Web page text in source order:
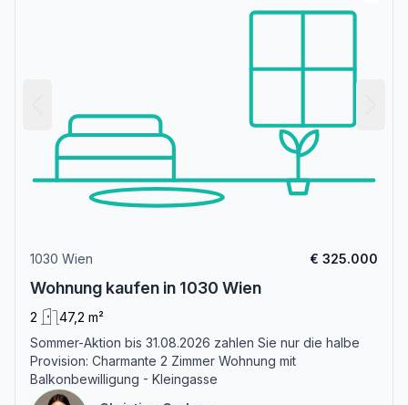
1030 Wien € 325.000
Wohnung kaufen in 1030 Wien
2
47,2 m²
Sommer-Aktion bis 31.08.2026 zahlen Sie nur die halbe
Provision: Charmante 2 Zimmer Wohnung mit
Balkonbewilligung - Kleingasse